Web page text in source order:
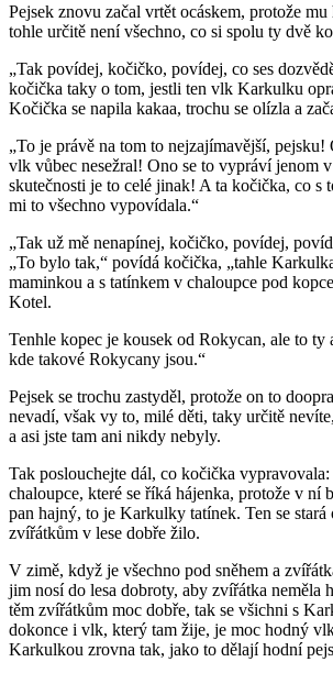
Pejsek znovu začal vrtět ocáskem, protože
tohle určitě není všechno, co si spolu ty dvě
„Tak povídej, kočičko, povídej, co ses
kočička taky o tom, jestli ten vlk Karkulku
Kočička se napila kakaa, trochu se olízla a
„To je právě na tom to nejzajímavější,
vlk vůbec nesežral! Ono se to vypráví jenom
skutečnosti je to celé jinak! A ta kočička, co
mi to všechno vypovídala.“
„Tak už mě nenapínej, kočičko, povídej,
„To bylo tak,“ povídá kočička, „tahle
maminkou a s tatínkem v chaloupce pod
Kotel.
Tenhle kopec je kousek od Rokycan, ale to ty
kde takové Rokycany jsou.“
Pejsek se trochu zastyděl, protože on to
nevadí, však vy to, milé děti, taky určitě
a asi jste tam ani nikdy nebyly.
Tak poslouchejte dál, co kočička
chaloupce, které se říká hájenka, protože v ní
pan hajný, to je Karkulky tatínek. Ten se stará
zvířátkům v lese dobře žilo.
V zimě, když je všechno pod sněhem a
jim nosí do lesa dobroty, aby zvířátka neměla
těm zvířátkům moc dobře, tak se všichni s
dokonce i vlk, který tam žije, je moc hodný
Karkulkou zrovna tak, jako to dělají hodní